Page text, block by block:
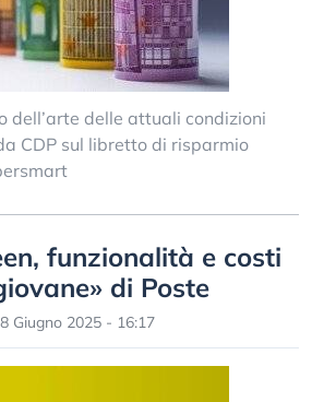
dell’arte delle attuali condizioni
CDP sul libretto di risparmio
funzionalità e costi
di Poste
Giugno 2025 - 16:17